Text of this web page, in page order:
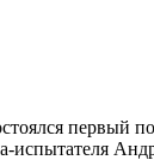
первый
испытателя